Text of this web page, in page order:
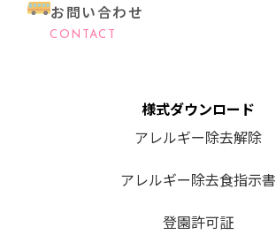
お問い合わせ
CONTACT
様式ダウンロード
アレルギー除去解除
アレルギー除去食指示書
登園許可証